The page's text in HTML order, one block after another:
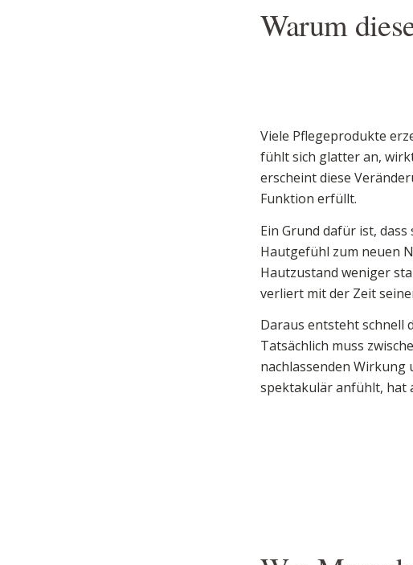
Warum
Viele Pflegeprodukte
fühlt sich glatter an,
erscheint diese
Funktion erfüllt.
Ein Grund dafür ist,
Hautgefühl zum neuen
Hautzustand weniger
verliert mit der Zeit
Daraus entsteht schnell
Tatsächlich muss
nachlassenden Wirkung
spektakulär anfühlt, hat